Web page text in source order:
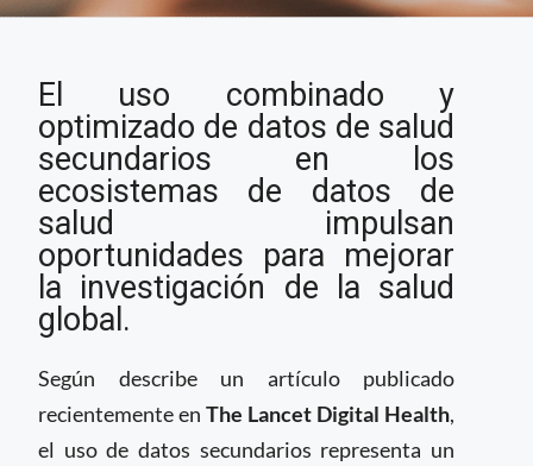
digitalización de la
salud
El uso combinado y
optimizado de datos de salud
secundarios en los
ecosistemas de datos de
salud impulsan
oportunidades para mejorar
la investigación de la salud
global.
Según describe un artículo publicado
recientemente en The Lancet Digital Health,
el uso de datos secundarios representa un